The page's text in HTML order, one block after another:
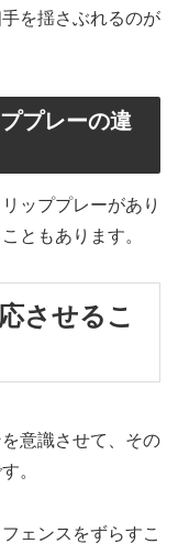
を揺さぶれるのが
プレーの違
ッププレーがあり
ともあります。
させるこ
意識させて、その
。
ェンスをずらすこ